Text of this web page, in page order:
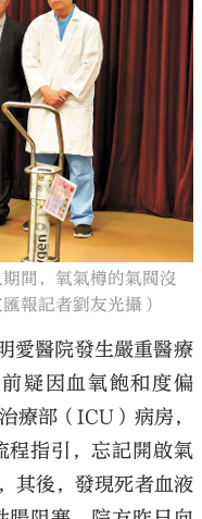
間，氧氣樽的氣閥沒
報記者劉友光攝）
愛醫院發生嚴重醫療
疑因血氧飽和度偏
療部（ICU）病房，
程指引，忘記開啟氣
其後，發現死者血液